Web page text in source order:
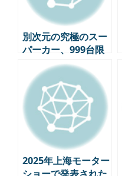
別次元の究極のスー
パーカー、999台限
定版アストンマーテ
ィン・ヴァルハラ、
今年下半期に顧客へ
の引き渡し開始
2025年上海モーター